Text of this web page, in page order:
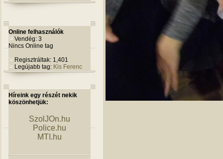
Online felhasználók
Vendég: 3
Nincs Online tag
Regisztráltak: 1,401
Legújabb tag: Kis Ferenc
Híreink egy részét nekik
köszönhetjük:
SzolJOn.hu
Police.hu
MTI.hu